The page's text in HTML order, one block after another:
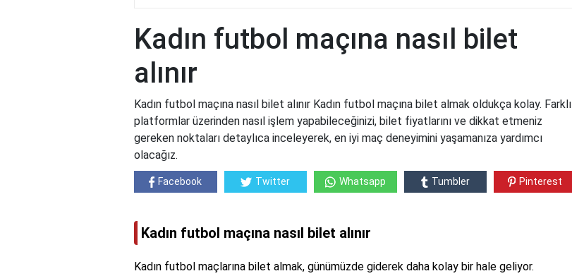
Kadın futbol maçına nasıl bilet
alınır
Kadın futbol maçına nasıl bilet alınır Kadın futbol maçına bilet almak oldukça kolay. Farklı
platformlar üzerinden nasıl işlem yapabileceğinizi, bilet fiyatlarını ve dikkat etmeniz
gereken noktaları detaylıca inceleyerek, en iyi maç deneyimini yaşamanıza yardımcı
olacağız.
Facebook Twitter Whatsapp Tumbler Pinterest
Kadın futbol maçına nasıl bilet alınır
Kadın futbol maçlarına bilet almak, günümüzde giderek daha kolay bir hale geliyor.